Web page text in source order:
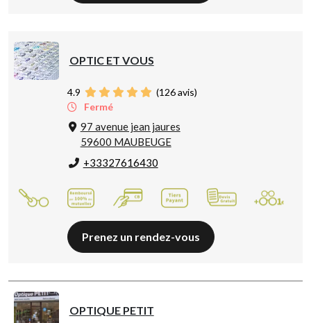
OPTIC ET VOUS
4.9 (126avis)
Fermé
97 avenue jean jaures
59600 MAUBEUGE
+33327616430
Prenez un rendez-vous
OPTIQUE PETIT